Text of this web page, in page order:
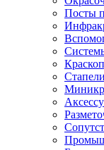
Посты